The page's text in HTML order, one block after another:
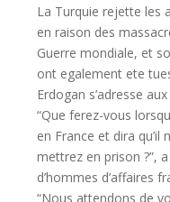
La Turquie rejette les
en raison des
Guerre mondiale, et
ont egalement ete
Erdogan s’adresse
“Que ferez-vous
en France et dira qu’il
mettrez en prison ?”,
d’hommes d’affaires
“Nous attendons de